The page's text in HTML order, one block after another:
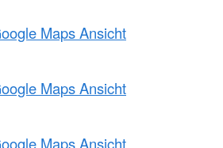
Maps Ansicht
Maps Ansicht
Maps Ansicht